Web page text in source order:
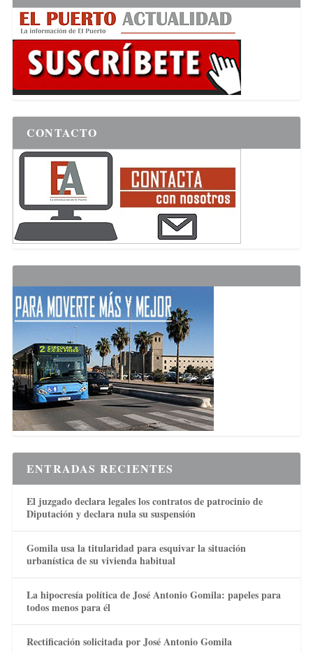
CONTACTO
ENTRADAS RECIENTES
El juzgado declara legales los contratos de patrocinio de
Diputación y declara nula su suspensión
Gomila usa la titularidad para esquivar la situación
urbanística de su vivienda habitual
La hipocresía política de José Antonio Gomila: papeles para
todos menos para él
Rectificación solicitada por José Antonio Gomila